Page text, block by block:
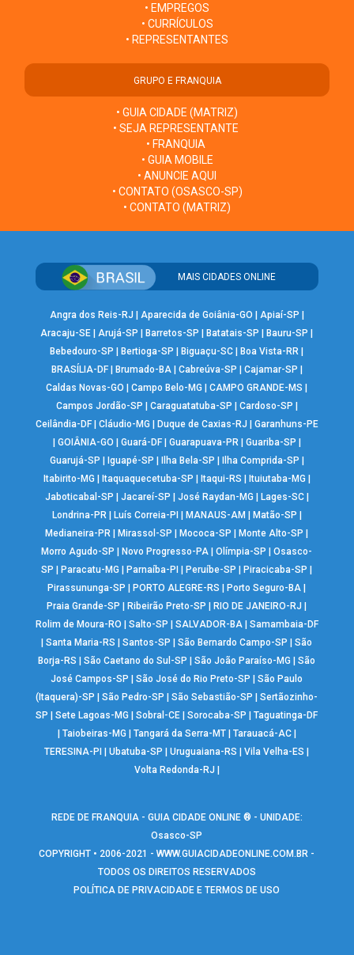
• EMPREGOS
• CURRÍCULOS
• REPRESENTANTES
GRUPO E FRANQUIA
• GUIA CIDADE (MATRIZ)
• SEJA REPRESENTANTE
• FRANQUIA
• GUIA MOBILE
• ANUNCIE AQUI
• CONTATO (OSASCO-SP)
• CONTATO (MATRIZ)
MAIS CIDADES ONLINE
Angra dos Reis-RJ Aparecida de Goiânia-GO Apiaí-SP
Aracaju-SE |Arujá-SP Barretos-SP Batatais-SP Bauru-SP
Bebedouro-SP
Bertioga-SP Biguaçu-SC Boa Vista-RR
BRASÍLIA-DF| Brumado-BA| Cabreúva-SP Cajamar-SP
Caldas Novas-GO
|Campo Belo-MG |CAMPO GRANDE-MS
Campos Jordão-SP
Caraguatatuba-SP Cardoso-SP
Ceilândia-DF| Cláudio-MG Duque de Caxias-RJ
Garanhuns-PE
GOIÂNIA-GO Guará-DF| Guarapuava-PR| Guariba-SP
Guarujá-SP
Iguapé-SP Ilha Bela-SP Ilha Comprida-SP
Itabirito-MG
Itaquaquecetuba-SP Itaqui-RS Ituiutaba-MG
Jaboticabal-SP
Jacareí-SP José Raydan-MG Lages-SC|
Londrina-PR| Luís Correia-PI MANAUS-AM Matão-SP
Medianeira-PR
Mirassol-SP Mococa-SP Monte Alto-SP
Morro Agudo-SP
Novo Progresso-PA |Olímpia-SP |Osasco-
SP
Paracatu-MG Parnaíba-PI Peruíbe-SP Piracicaba-SP
Pirassununga-SP
PORTO ALEGRE-RS Porto Seguro-BA
Praia Grande-SP
Ribeirão Preto-SP RIO DE JANEIRO-RJ
Rolim de Moura-RO
Salto-SP SALVADOR-BA| Samambaia-DF
|Santa Maria-RS |Santos-SP |São Bernardo Campo-SP |São
Borja-RS
|São Caetano do Sul-SP |São João Paraíso-MG |São
José Campos-SP
|São José do Rio Preto-SP |São Paulo
(Itaquera)-SP
|São Pedro-SP |São Sebastião-SP |Sertãozinho-
SP
|Sete Lagoas-MG |Sobral-CE |Sorocaba-SP |Taguatinga-DF
Taiobeiras-MG Tangará da Serra-MT| Tarauacá-AC|
TERESINA-PI
|Ubatuba-SP |Uruguaiana-RS |Vila Velha-ES
Volta Redonda-RJ
REDE DE FRANQUIA - GUIA CIDADE ONLINE ® - UNIDADE:
Osasco-SP
COPYRIGHT • 2006-2021 -WWW.GUIACIDADEONLINE.COM.BR -
TODOS OS DIREITOS RESERVADOS
POLÍTICA DE PRIVACIDADE E TERMOS DE USO